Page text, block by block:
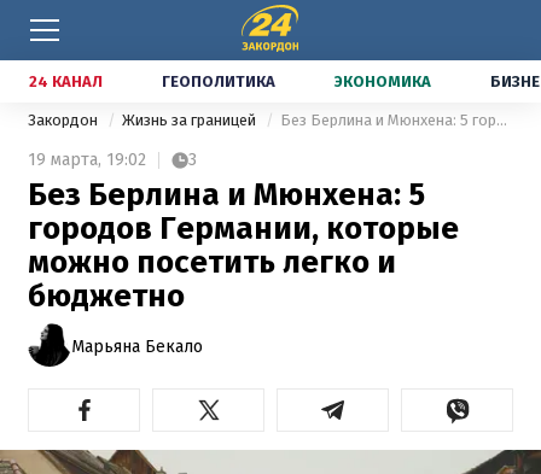
24 КАНАЛ ГЕОПОЛИТИКА ЭКОНОМИКА
Закордон Жизнь за границей Без Берлина и Мюнхена: 5 городов Германии, которые можно посетить легко и бюджетно
19 марта, 19:02 3
Без Берлина и Мюнхена: 5
городов Германии, которые
можно посетить легко и
бюджетно
Марьяна Бекало